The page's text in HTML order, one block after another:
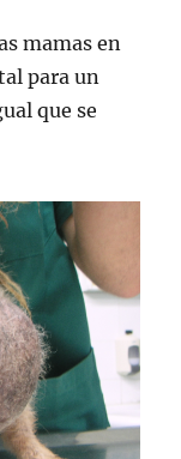
mamas en
para un
que se